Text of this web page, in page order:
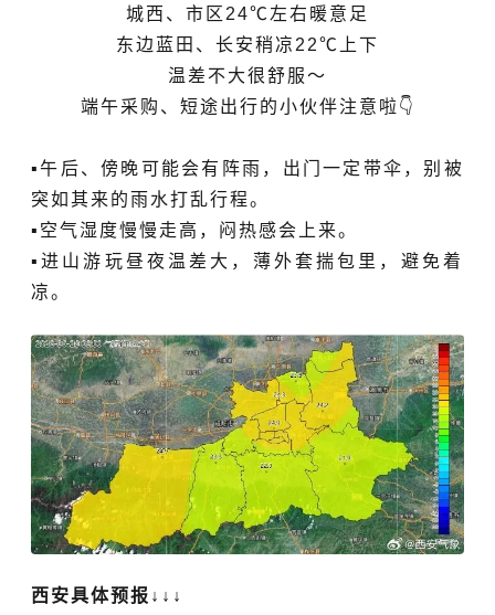
城西、市区24℃左右暖意足
东边蓝田、长安稍凉22℃上下
温差不大很舒服～
端午采购、短途出行的小伙伴注意啦👇
▪️午后、傍晚可能会有阵雨，出门一定带伞，别被
突如其来的雨水打乱行程。
▪️空气湿度慢慢走高，闷热感会上来。
▪️进山游玩昼夜温差大，薄外套揣包里，避免着
凉。
西安具体预报↓↓↓